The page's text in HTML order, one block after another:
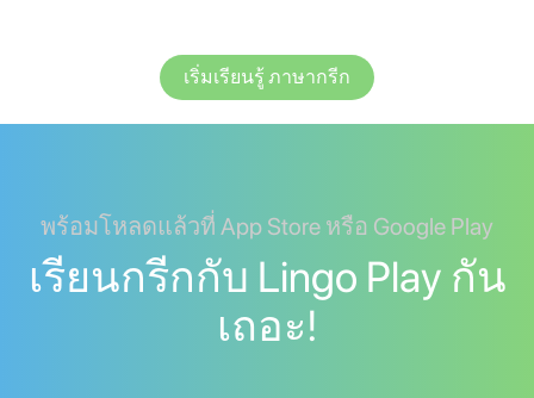
เริ่มเรียนรู้ ภาษากรีก
พร้อมโหลดแล้วที่ App Store หรือ Google Play
เรียนกรีกกับ Lingo Play กัน
เถอะ!